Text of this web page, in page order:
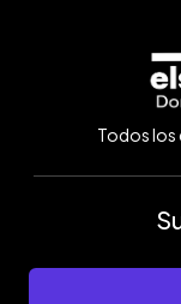
Todos